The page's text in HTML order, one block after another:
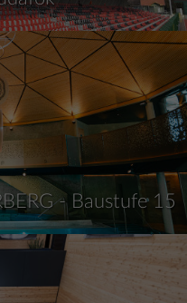
- Baustufe 15